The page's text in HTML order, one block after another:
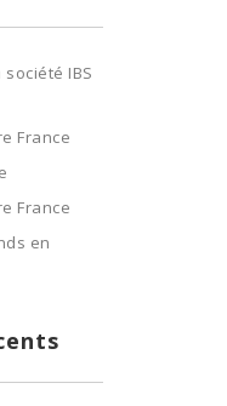
IBS
France
France
en